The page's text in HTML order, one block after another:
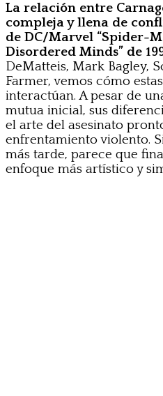
La relación entre
compleja y llena de
de DC/Marvel “Spider-
Disordered Minds” de
DeMatteis, Mark Bagley,
Farmer, vemos cómo
interactúan. A pesar de
mutua inicial, sus
el arte del asesinato
enfrentamiento violento.
más tarde, parece que
enfoque más artístico y